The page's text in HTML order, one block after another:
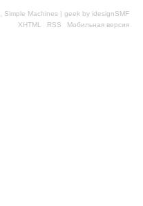
Simple Machines | geek by idesignSMF
XHTML
RSS Мобильная версия